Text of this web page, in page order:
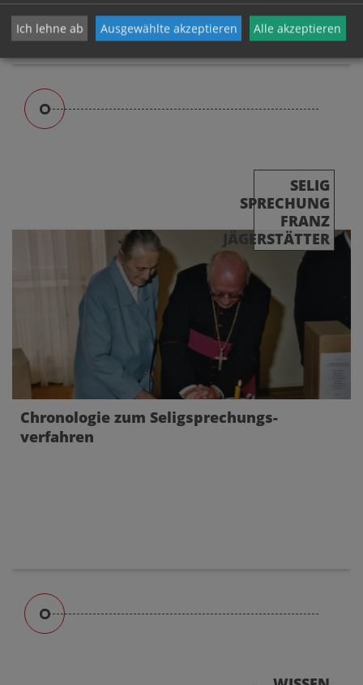
SELIG
SPRECHUNG
FRANZ
JÄGERSTÄTTER
Chronologie zum Seligsprechungs-
verfahren
Ich lehne ab Ausgewählte akzeptieren Alle akzeptieren